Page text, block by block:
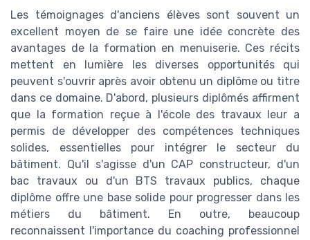
Les témoignages d'anciens élèves sont souvent un
excellent moyen de se faire une idée concrète des
avantages de la formation en menuiserie. Ces récits
mettent en lumière les diverses opportunités qui
peuvent s'ouvrir après avoir obtenu un diplôme ou titre
dans ce domaine. D'abord, plusieurs diplômés affirment
que la formation reçue à l'école des travaux leur a
permis de développer des compétences techniques
solides, essentielles pour intégrer le secteur du
bâtiment. Qu'il s'agisse d'un CAP constructeur, d'un
bac travaux ou d'un BTS travaux publics, chaque
diplôme offre une base solide pour progresser dans les
métiers du bâtiment. En outre, beaucoup
reconnaissent l'importance du coaching professionnel